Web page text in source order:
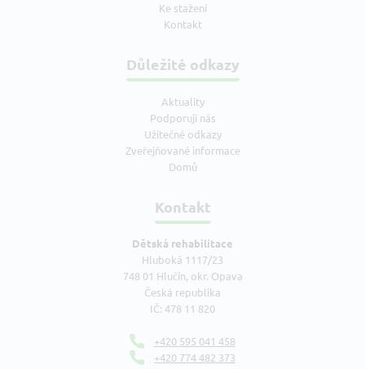
Ke stažení
Kontakt
Důležité odkazy
Aktuality
Podporují nás
Užitečné odkazy
Zveřejňované informace
Domů
Kontakt
Dětská rehabilitace
Hluboká 1117/23
748 01 Hlučín, okr. Opava
Česká republika
IČ: 478 11 820
+420 595 041 458
+420 774 482 373